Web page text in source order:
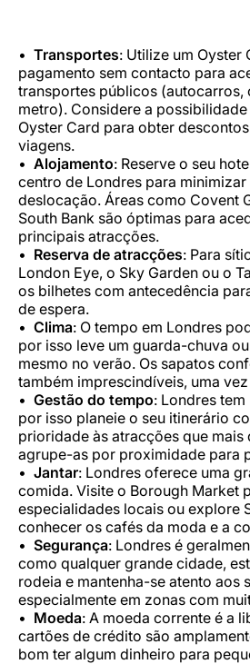
Transportes: Utilize um Oyster
pagamento sem contacto para
transportes públicos (autocarros,
metro). Considere a
Oyster Card para obter
viagens.
Alojamento: Reserve o seu
centro de Londres para
deslocação. Áreas como Covent
South Bank são óptimas para
principais atracções.
Reserva de atracções: Para
London Eye, o Sky Garden ou o
os bilhetes com antecedência
de espera.
Clima: O tempo em Londres
por isso leve um guarda-chuva
mesmo no verão. Os sapatos
também imprescindíveis, uma
Gestão do tempo: Londres
por isso planeie o seu itinerário
prioridade às atracções que mais
agrupe-as por proximidade para
Jantar: Londres oferece uma
comida. Visite o Borough Market
especialidades locais ou explore
conhecer os cafés da moda e a
Segurança: Londres é
como qualquer grande cidade,
rodeia e mantenha-se atento aos
especialmente em zonas com
Moeda: A moeda corrente é a
cartões de crédito são
bom ter algum dinheiro para